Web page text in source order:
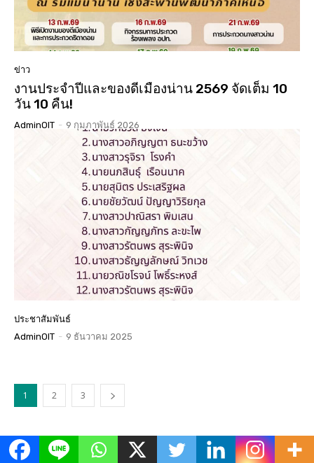
ข่าว
งานประจำปีและของดีเมืองน่าน 2569 จัดเต็ม 10
วัน 10 คืน!
AdminOIT - 9 กุมภาพันธ์ 2026
ประชาสัมพันธ์
AdminOIT - 9 ธันวาคม 2025
1 2 3
ข่าวเด่น All